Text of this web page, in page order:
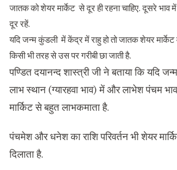
जातक को शेयर मार्केट से दूर ही रहना चाहिए. दूसरे भाव में
दूर रहें.
यदि जन्म कुंडली में केंद्र में राहु हो तो जातक शेयर
किसी भी तरह से उस पर गरीबी छा जाती है.
पण्डित दयानन्द शास्त्री जी ने बताया कि यदि
लाभ स्थान (ग्यारहवा भाव) में और लाभेश पंचम
मार्किट से बहुत लाभकमाता है.
पंचमेश और धनेश का राशि परिवर्तन भी शेयर
दिलाता है.